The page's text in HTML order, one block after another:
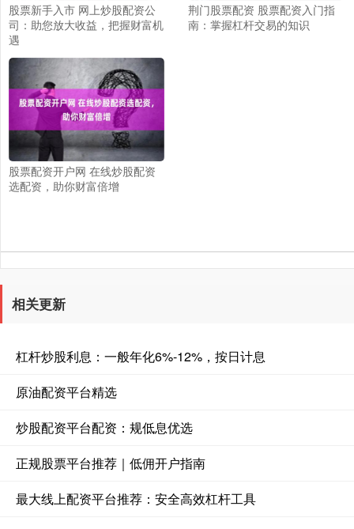
股票新手入市 网上炒股配资公
司：助您放大收益，把握财富机
遇
荆门股票配资 股票配资入门指
南：掌握杠杆交易的知识
股票配资开户网 在线炒股配资
选配资，助你财富倍增
相关更新
杠杆炒股利息：一般年化6%-12%，按日计息
原油配资平台精选
炒股配资平台配资：规低息优选
正规股票平台推荐｜低佣开户指南
最大线上配资平台推荐：安全高效杠杆工具